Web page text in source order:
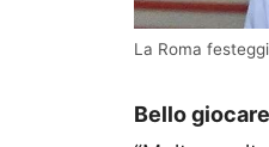
La Roma
Bello